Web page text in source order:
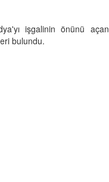
işgalinin önünü açan
bulundu.